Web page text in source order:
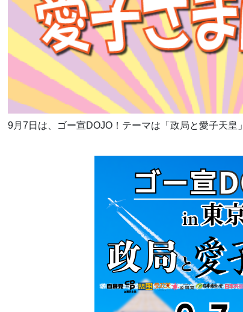
9月7日は、ゴー宣DOJO！テーマは「政局と愛子天皇」